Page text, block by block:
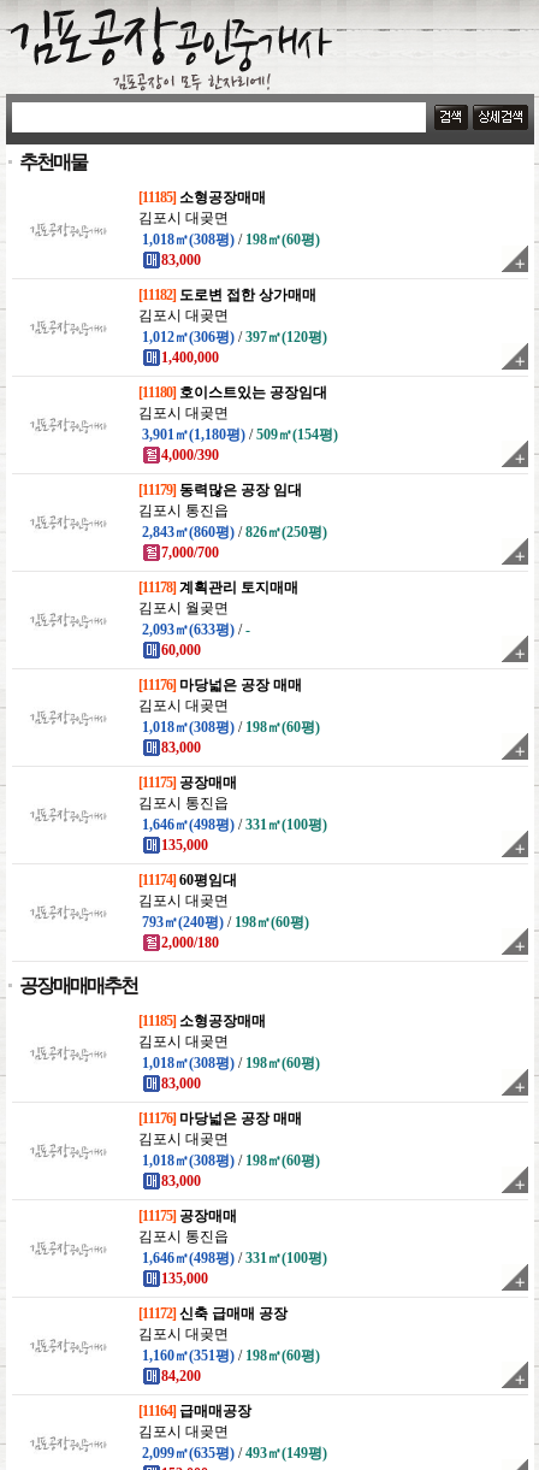
추천매물
[11185] 소형공장매매
김포시 대곶면
1,018㎡(308평) / 198㎡(60평)
83,000
[11182] 도로변 접한 상가매매
김포시 대곶면
1,012㎡(306평) /397㎡(120평)
1,400,000
[11180] 호이스트있는 공장임대
김포시 대곶면
3,901㎡(1,180평) /509㎡(154평)
4,000/390
[11179] 동력많은 공장 임대
김포시 통진읍
2,843㎡(860평) /826㎡(250평)
7,000/700
[11178] 계획관리 토지매매
김포시 월곶면
2,093㎡(633평) /-
60,000
[11176] 마당넓은 공장 매매
김포시 대곶면
1,018㎡(308평) / 198㎡(60평)
83,000
[11175] 공장매매
김포시 통진읍
1,646㎡(498평) /331㎡(100평)
135,000
[11174] 60평임대
김포시 대곶면
793㎡(240평) / 198㎡(60평)
2,000/180
공장매매매추천
[11185] 소형공장매매
김포시 대곶면
1,018㎡(308평) / 198㎡(60평)
83,000
[11176] 마당넓은 공장 매매
김포시 대곶면
1,018㎡(308평) / 198㎡(60평)
83,000
[11175] 공장매매
김포시 통진읍
1,646㎡(498평) /331㎡(100평)
135,000
[11172] 신축 급매매 공장
김포시 대곶면
1,160㎡(351평) / 198㎡(60평)
84,200
[11164] 급매매공장
김포시 대곶면
2,099㎡(635평) /493㎡(149평)